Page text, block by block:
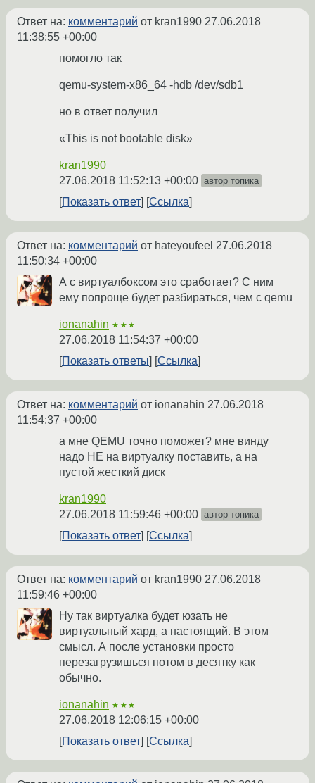
Ответ на: комментарий от kran1990 27.06.2018
11:38:55 +00:00
помогло так
qemu-system-x86_64 -hdb /dev/sdb1
но в ответ получил
«This is not bootable disk»
kran1990
27.06.2018 11:52:13 +00:00 автор топика
Показать ответ Ссылка
Ответ на: комментарий от hateyoufeel 27.06.2018
11:50:34 +00:00
А с виртуалбоксом это сработает? С ним
ему попроще будет разбираться, чем с qemu
ionanahin ★★★
27.06.2018 11:54:37 +00:00
Показать ответы
Ссылка
Ответ на: комментарий от ionanahin 27.06.2018
11:54:37 +00:00
а мне QEMU точно поможет? мне винду
надо НЕ на виртуалку поставить, а на
пустой жесткий диск
kran1990
27.06.2018 11:59:46 +00:00 автор топика
Показать ответ Ссылка
Ответ на: комментарий от kran1990 27.06.2018
11:59:46 +00:00
Ну так виртуалка будет юзать не
виртуальный хард, а настоящий. В этом
смысл. А после установки просто
перезагрузишься потом в десятку как
обычно.
ionanahin ★★★
27.06.2018 12:06:15 +00:00
Показать ответ
Ссылка